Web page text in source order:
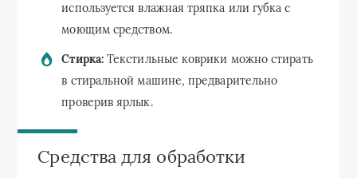
используется влажная тряпка или губка с
моющим средством.
Стирка:Текстильные коврики можно стирать
в стиральной машине, предварительно
проверив ярлык.
Средства для обработки